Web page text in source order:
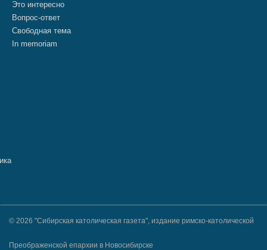
Это интересно
Вопрос-ответ
Свободная тема
In memoriam
© 2026 "Сибирская католическая газета", издание римско-католической
Преображенской епархии в Новосибирске